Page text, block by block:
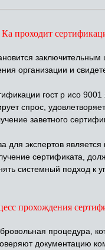
Ка проходит
организации и
гост р исо
спрос,
заветного
экспертов является
сертификата,
системный подход
прохождения
процедура,
документацию